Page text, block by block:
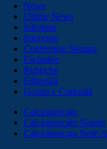
News
Ultime News
Infortuni
Interviste
Conferenze Stampa
Esclusive
Rubriche
Editoriali
Gossip e Curiosità
Calciomercato
Calciomercato Napoli
Calciomercato Serie A